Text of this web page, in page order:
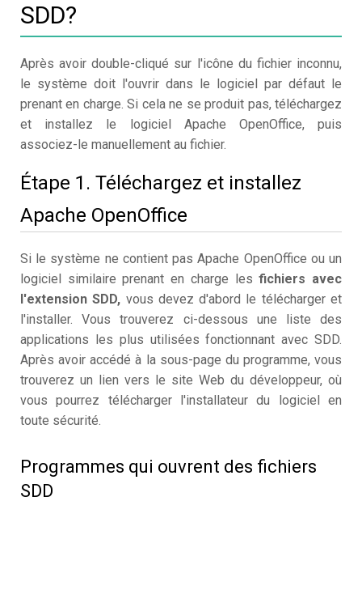
SDD?
Après avoir double-cliqué sur l'icône du fichier inconnu,
le système doit l'ouvrir dans le logiciel par défaut le
prenant en charge. Si cela ne se produit pas, téléchargez
et installez le logiciel Apache OpenOffice, puis
associez-le manuellement au fichier.
Étape 1. Téléchargez et installez
Apache OpenOffice
Si le système ne contient pas Apache OpenOffice ou un
logiciel similaire prenant en charge lesfichiers avec
l'extension SDD, vous devez d'abord le télécharger et
l'installer. Vous trouverez ci-dessous une liste des
applications les plus utilisées fonctionnant avec SDD.
Après avoir accédé à la sous-page du programme, vous
trouverez un lien vers le site Web du développeur, où
vous pourrez télécharger l'installateur du logiciel en
toute sécurité.
Programmes qui ouvrent des fichiers
SDD